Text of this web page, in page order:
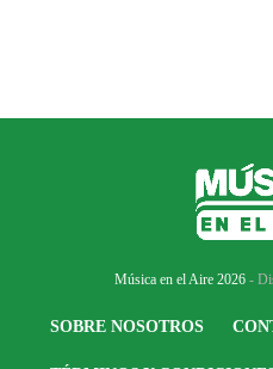
Música en el Aire 2026-
SOBRE NOSOTROS